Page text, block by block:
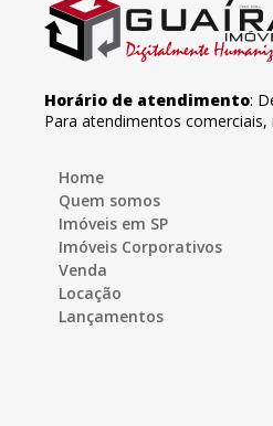
Horário de atendimento:
Para atendimentos
Home
Quem somos
Imóveis em SP
Imóveis Corporativos
Venda
Locação
Lançamentos